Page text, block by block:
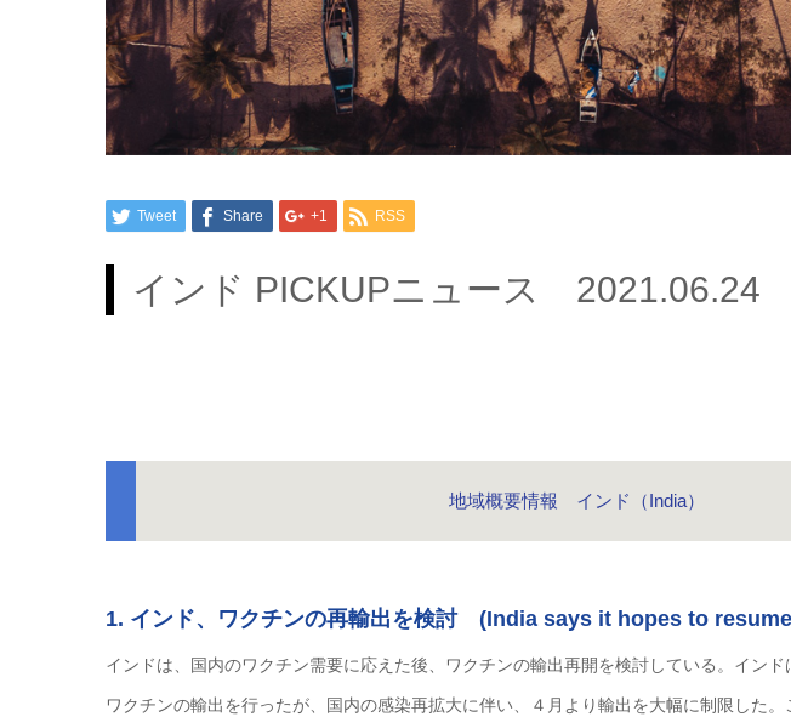
Tweet Share +1 RSS
インド PICKUPニュース 2021.06.24
地域概要情報 インド（India）
1. インド、ワクチンの再輸出を検討 (India says it hopes to
インドは、国内のワクチン需要に応えた後、ワクチンの輸出再開を検討している。イン
ワクチンの輸出を行ったが、国内の感染再拡大に伴い、４月より輸出を大幅に制限した